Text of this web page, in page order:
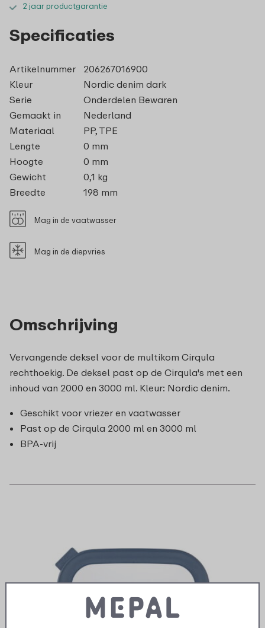
2 jaar productgarantie
Omschrijving
Vervangende deksel voor de multikom Cirqula
rechthoekig. De deksel past op de Cirqula's met een
inhoud van 2000 en 3000 ml. Kleur: Nordic denim.
Geschikt voor vriezer en vaatwasser
Past op de Cirqula 2000 ml en 3000 ml
BPA-vrij
Specificaties
Artikelnummer
206267016900
Kleur
Nordic denim dark
Serie
Onderdelen Bewaren
Gemaakt in
Nederland
Materiaal
PP, TPE
Lengte
0 mm
Hoogte
0 mm
Gewicht
0,1 kg
Breedte
198 mm
Mag in de vaatwasser
Mag in de diepvries